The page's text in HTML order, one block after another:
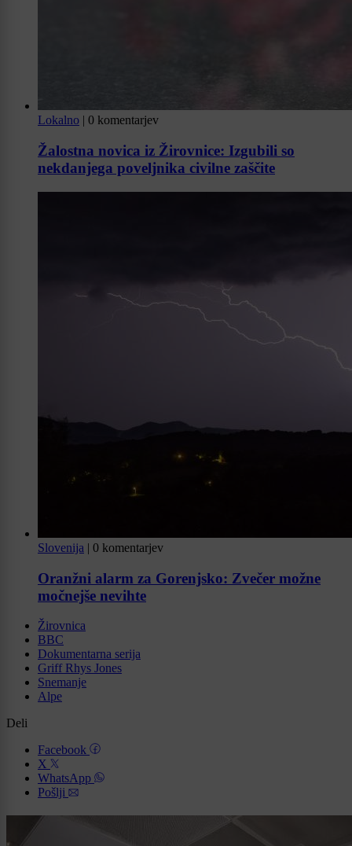
Lokalno | 0 komentarjev
Žalostna novica iz Žirovnice: Izgubili so
nekdanjega poveljnika civilne zaščite
Slovenija | 0 komentarjev
Oranžni alarm za Gorenjsko: Zvečer možne
močnejše nevihte
Žirovnica
BBC
Dokumentarna serija
Griff Rhys Jones
Snemanje
Alpe
Deli
Facebook
X
WhatsApp
Pošlji